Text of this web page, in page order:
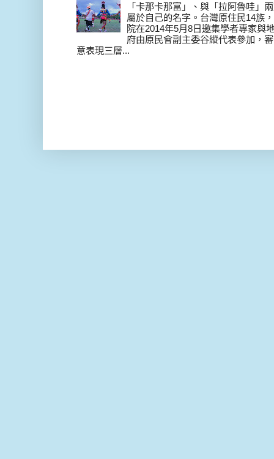
「卡那卡那富」、與「拉阿魯哇」
屬於自己的名字。台灣原住民14族
院在2014年5月8日邀集學者專家與
府由原民會副主委谷縱代表參加，
意表現三層...